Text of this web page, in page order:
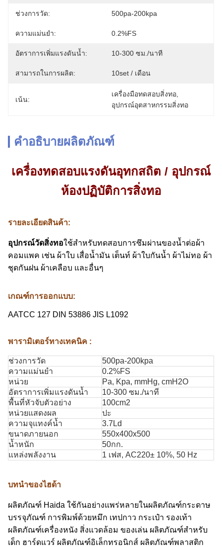
ช่วงการวัด: 500pa-200kpa
ความแม่นยำ: 0.2%FS
อัตราการเพิ่มแรงดันน้ำ: 10-300 ซม./นาที
สามารถในการผลิต: 10set / เดือน
เน้น:
เครื่องมือทดสอบสิ่งทอ
อุปกรณ์อุตสาหกรรมสิ่งทอ
คำอธิบายผลิตภัณฑ์
เครื่องทดสอบแรงดันอุทกสถิต / อุปกรณ์
ห้องปฏิบัติการสิ่งทอ
รายละเอียดสินค้า:
อุปกรณ์วัดสิ่งทอใช้สำหรับทดสอบการซึมผ่านของน้ำต่อผ้า
คอมแพค เช่น ผ้าใบ เสื่อน้ำมัน เต็นท์ ผ้าใบกันน้ำ ผ้าไม่ทอ ผ้า
ชุดกันฝน ผ้าเคลือบ และอื่นๆ
เกณฑ์การออกแบบ:
AATCC 127 DIN 53886 JIS L1092
พารามิเตอร์ทางเทคนิค :
ช่วงการวัด
500pa-200kpa
ความแม่นยำ
0.2%FS
หน่วย
Pa, Kpa, mmHg, cmH2O
อัตราการเพิ่มแรงดันน้ำ
10-300 ซม./นาที
พื้นที่หัวจับตัวอย่าง
100cm2
หน่วยแสดงผล
ปะ
ความจุแทงค์น้ำ
3.7Ld
ขนาดภายนอก
550x400x500
น้ำหนัก
50กก.
แหล่งพลังงาน
1 เฟส, AC220± 10%, 50 Hz
บทนำของไฮด้า
ผลิตภัณฑ์ Haida ใช้กันอย่างแพร่หลายในผลิตภัณฑ์กระดาษ
บรรจุภัณฑ์ การพิมพ์ด้วยหมึก เทปกาว กระเป๋า รองเท้า
ผลิตภัณฑ์เครื่องหนัง สิ่งแวดล้อม ของเล่น ผลิตภัณฑ์สำหรับ
เด็ก ฮาร์ดแวร์ ผลิตภัณฑ์อิเล็กทรอนิกส์ ผลิตภัณฑ์พลาสติก